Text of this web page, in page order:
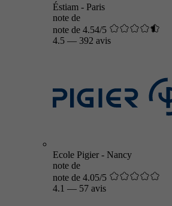
Éstiam - Paris
note de
note de 4.54/5
4.5 — 392 avis
Ecole Pigier - Nancy
note de
note de 4.05/5
4.1 — 57 avis